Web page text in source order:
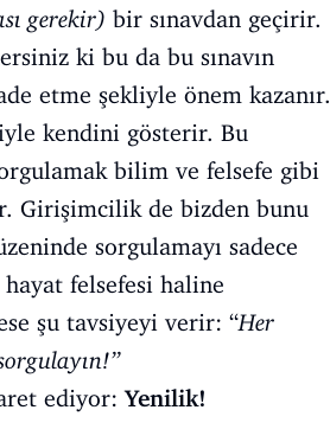
gerekir) bir sınavdan geçirir.
ki bu da bu sınavın
etme şekliyle önem kazanır.
kendini gösterir. Bu
bilim ve felsefe gibi
Girişimcilik de bizden bunu
sorgulamayı sadece
felsefesi haline
şu tavsiyeyi verir: “Her
ediyor:Yenilik!